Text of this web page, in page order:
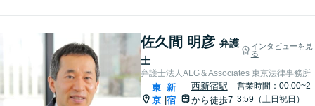
佐久間 明彦 弁護
士
インタビューを見
る
弁護士法人ALG＆Associates 東京法律事務所
東
京 |
新
宿
西新宿駅
から徒歩7
営業時間：00:00~2
3:59（土日祝日）